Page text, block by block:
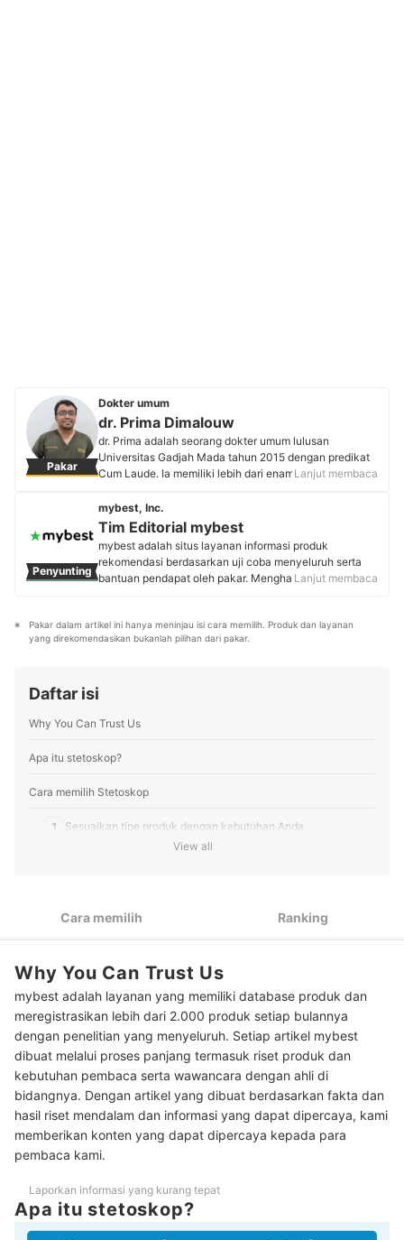
Pakar
Dokter umum
dr. Prima Dimalouw
dr. Prima adalah seorang dokter umum lulusan
Universitas Gadjah Mada tahun 2015 dengan predikat
Cum Laude. Ia memiliki lebih dari enam tahun
di Manokwari, Papua Barat. Selama pandemi, dr. Prima
turut mengabdi di garis depan penanganan COVID-19
di RS Darurat Covid-19 dan RSUD Provinsi Papua
Barat. Saat ini, ia tengah menempuh pendidikan
residensi di RS Dr. Sardjito, Yogyakarta.
Profil dr. Prima Dimalouw
Lanjut membaca
Penyunting
mybest, Inc.
Tim Editorial mybest
mybest adalah situs layanan informasi produk
rekomendasi berdasarkan uji coba menyeluruh serta
bantuan pendapat oleh pakar. Menghasilkan konten
Berbagai tema konten, mulai dari kosmetik, kebutuhan
sehari-hari, elektronik rumah tangga, hingga jasa bisa
Lanjut membaca
Pakar dalam artikel ini hanya meninjau isi cara memilih. Produk dan layanan
yang direkomendasikan bukanlah pilihan dari pakar.
Daftar isi
Why You Can Trust Us
Apa itu stetoskop?
Cara memilih Stetoskop
1 Sesuaikan tipe produk dengan kebutuhan Anda
Utamakan produk yang bobotnya ringan
5
Peringkat Stetoskop Terbaik
Baca juga rekomendasi alat medis lainnya di sini
View all
Cara memilih Ranking
Why You Can Trust Us
mybest adalah layanan yang memiliki database produk dan
meregistrasikan lebih dari 2.000 produk setiap bulannya
dengan penelitian yang menyeluruh. Setiap artikel mybest
dibuat melalui proses panjang termasuk riset produk dan
kebutuhan pembaca serta wawancara dengan ahli di
bidangnya. Dengan artikel yang dibuat berdasarkan fakta dan
hasil riset mendalam dan informasi yang dapat dipercaya, kami
memberikan konten yang dapat dipercaya kepada para
pembaca kami.
Laporkan informasi yang kurang tepat
Apa itu stetoskop?